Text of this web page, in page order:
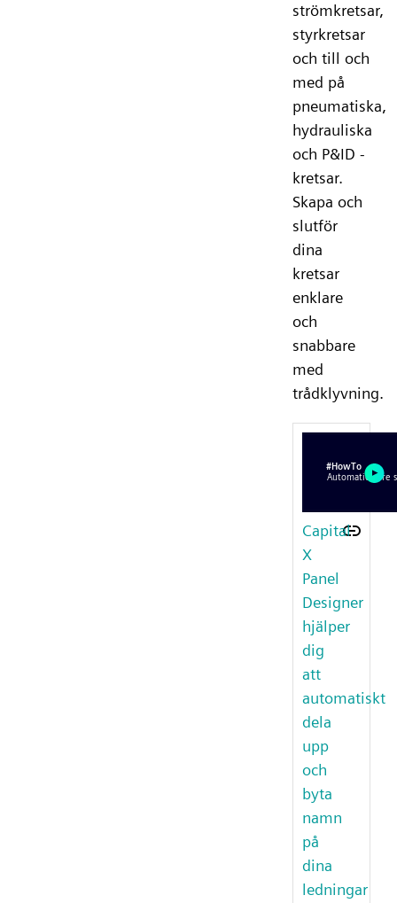
strömkretsar,
styrkretsar
och till och
med på
pneumatiska,
hydrauliska
och P&ID -
kretsar.
Skapa och
slutför
dina
kretsar
enklare
och
snabbare
med
trådklyvning.
Capital
X
Panel
Designer
hjälper
dig
att
automatiskt
dela
upp
och
byta
namn
på
dina
ledningar